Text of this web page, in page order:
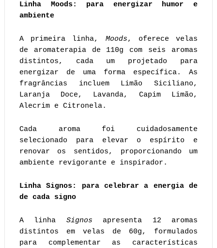
Linha Moods: para energizar humor e
ambiente
A primeira linha, Moods, oferece velas
de aromaterapia de 110g com seis aromas
distintos, cada um projetado para
energizar de uma forma específica. As
fragrâncias incluem Limão Siciliano,
Laranja Doce, Lavanda, Capim Limão,
Alecrim e Citronela.
Cada aroma foi cuidadosamente
selecionado para elevar o espírito e
renovar os sentidos, proporcionando um
ambiente revigorante e inspirador.
Linha Signos: para celebrar a energia de
de cada signo
A linha Signos apresenta 12 aromas
distintos em velas de 60g, formulados
para complementar as características